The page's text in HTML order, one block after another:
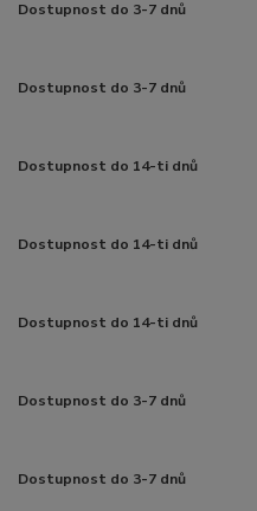
Dostupnost do 3-7 dnů
Dostupnost do 3-7 dnů
Dostupnost do 14-ti dnů
Dostupnost do 14-ti dnů
Dostupnost do 14-ti dnů
Dostupnost do 3-7 dnů
Dostupnost do 3-7 dnů